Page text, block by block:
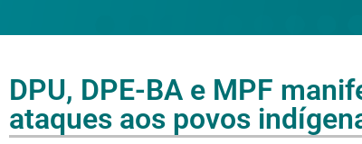
DPU, DPE-BA e MPF
ataques aos povos